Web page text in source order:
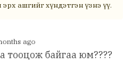
ашгийг хүндэтгэн үзнэ үү.
ago
тооцож байгаа юм????